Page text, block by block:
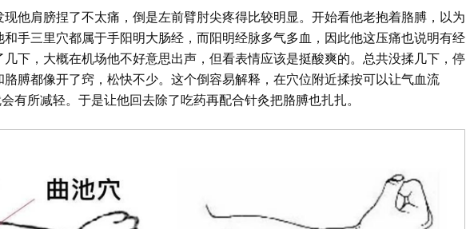
他肩膀捏了不太痛，倒是左前臂肘尖疼得比较明显。开始看他老抱着胳膊，以为
手三里穴都属于手阳明大肠经，而阳明经脉多气多血，因此他这压痛也说明有经
下，大概在机场他不好意思出声，但看表情应该是挺酸爽的。总共没揉几下，停
膊都像开了窍，松快不少。这个倒容易解释，在穴位附近揉按可以让气血流
有所减轻。于是让他回去除了吃药再配合针灸把胳膊也扎扎。